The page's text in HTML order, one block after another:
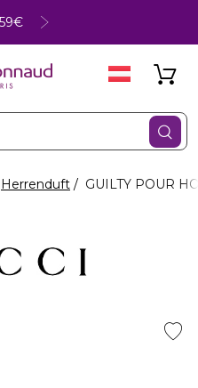
Herrenduft GUILTY POUR